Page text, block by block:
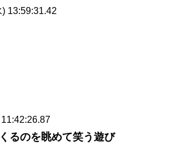
13:59:31.42
るのを眺めて笑う遊び